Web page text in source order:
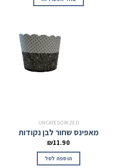
UNCATEGORIZED
מאפינס שחור לבן נקודות
₪11.90
הוספה לסל